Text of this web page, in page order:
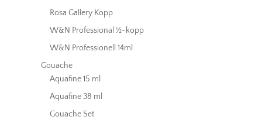
Rosa Gallery Kopp
W&N Professional ½-kopp
W&N Professionell 14ml
Gouache
Aquafine 15 ml
Aquafine 38 ml
Gouache Set